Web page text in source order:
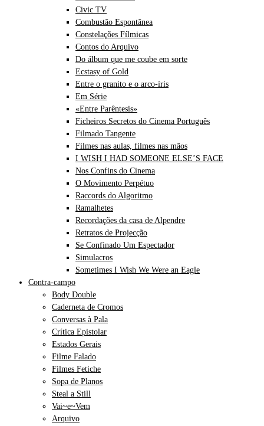
Civic TV
Combustão Espontânea
Constelações Fílmicas
Contos do Arquivo
Do álbum que me coube em sorte
Ecstasy of Gold
Entre o granito e o arco-íris
Em Série
«Entre Parêntesis»
Ficheiros Secretos do Cinema Português
Filmado Tangente
Filmes nas aulas, filmes nas mãos
I WISH I HAD SOMEONE ELSE’S FACE
Nos Confins do Cinema
O Movimento Perpétuo
Raccords do Algoritmo
Ramalhetes
Recordações da casa de Alpendre
Retratos de Projecção
Se Confinado Um Espectador
Simulacros
Sometimes I Wish We Were an Eagle
Contra-campo
Body Double
Caderneta de Cromos
Conversas à Pala
Crítica Epistolar
Estados Gerais
Filme Falado
Filmes Fetiche
Sopa de Planos
Steal a Still
Vai~e~Vem
Arquivo